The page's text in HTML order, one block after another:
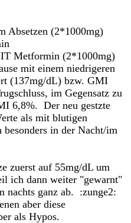
Absetzen (2*1000mg)
Metformin (2*1000mg)
mit einem niedrigeren
(137mg/dL) bzw. GMI
im Gegensatz zu
6,8%. Der neu gestzte
als mit blutigen
besonders in der Nacht/im
zuerst auf 55mg/dL um
ich dann weiter "gewarnt"
nachts ganz ab. :zunge2:
aber diese
als Hypos.